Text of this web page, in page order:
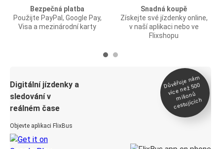
Bezpečná platba
Použijte PayPal, Google Pay,
Visa a mezinárodní karty
Snadná koupě
Získejte své jízdenky online,
v naší aplikaci nebo ve
Flixshopu
Digitální jízdenky a
sledování v
reálném čase
Objevte aplikaci FlixBus
Důvěřuje ná
m
více než 500
milionů
cestujících